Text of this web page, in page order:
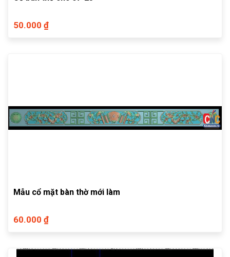
50.000 ₫
Mẫu cổ mặt bàn thờ mới làm
60.000 ₫